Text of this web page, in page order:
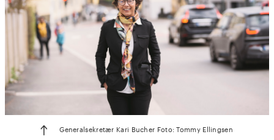
Generalsekretær Kari Bucher Foto: Tommy Ellingsen